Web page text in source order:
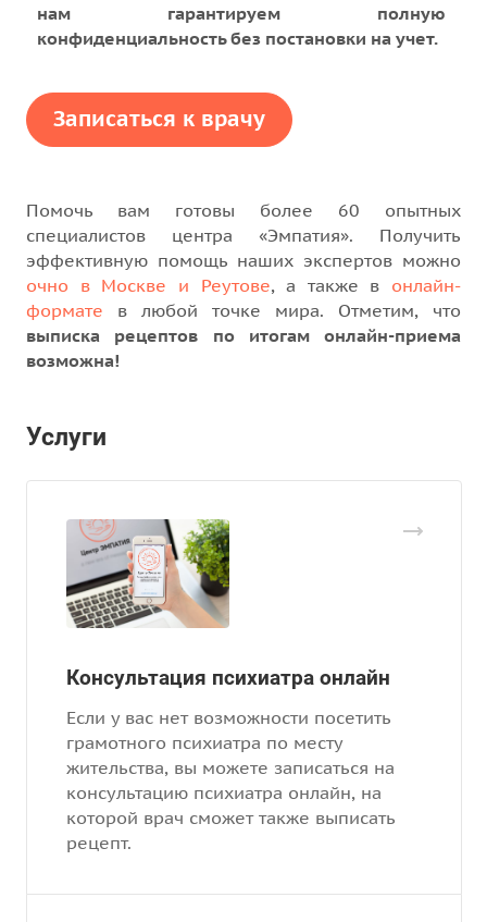
нам гарантируем полную
конфиденциальность без постановки на учет.
Записаться к врачу
Помочь вам готовы более 60 опытных
специалистов центра «Эмпатия». Получить
эффективную помощь наших экспертов можно
очно в Москве и Реутове, а также в онлайн-
формате в любой точке мира. Отметим, что
выписка рецептов по итогам онлайн-приема
возможна!
Услуги
Консультация психиатра онлайн
Если у вас нет возможности посетить
грамотного психиатра по месту
жительства, вы можете записаться на
консультацию психиатра онлайн, на
которой врач сможет также выписать
рецепт.